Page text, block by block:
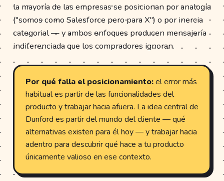
la mayoría de las empresas se posicionan por analogía
("somos como Salesforce pero para X") o por inercia
categorial — y ambos enfoques producen mensajería
indiferenciada que los compradores ignoran.
Por qué falla el posicionamiento:el error más
habitual es partir de las funcionalidades del
producto y trabajar hacia afuera. La idea central de
Dunford es partir del mundo del cliente — qué
alternativas existen para él hoy — y trabajar hacia
adentro para descubrir qué hace a tu producto
únicamente valioso en ese contexto.